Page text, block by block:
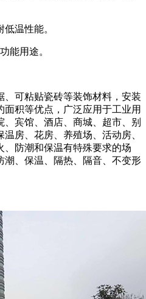
温性能。
能用途。
、可粘贴瓷砖等装饰材料，安装
积等优点，广泛应用于工业用
宾馆、酒店、商城、超市、别
房、花房、养殖场、活动房、
防潮和保温有特殊要求的场
潮、保温、隔热、隔音、不变形